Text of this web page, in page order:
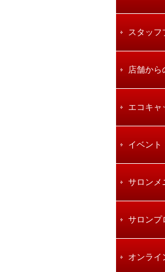
スタッフ
店舗から
エコキャ
イベント
サロンメ
サロンプ
オンライ